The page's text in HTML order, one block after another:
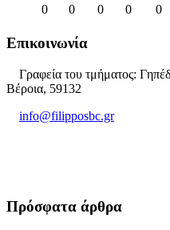
0
0 0 0 0
Επικοινωνία
Γραφεία του τμήματος:
Βέροια, 59132
info@filipposbc.gr
Πρόσφατα άρθρα